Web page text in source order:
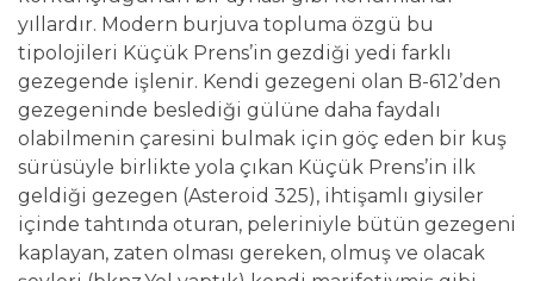
yıllardır. Modern burjuva topluma özgü bu
tipolojileri Küçük Prens’in gezdiği yedi farklı
gezegende işlenir. Kendi gezegeni olan B-612’den
gezegeninde beslediği gülüne daha faydalı
olabilmenin çaresini bulmak için göç eden bir kuş
sürüsüyle birlikte yola çıkan Küçük Prens’in ilk
geldiği gezegen (Asteroid 325), ihtişamlı giysiler
içinde tahtında oturan, peleriniyle bütün gezegeni
kaplayan, zaten olması gereken, olmuş ve olacak